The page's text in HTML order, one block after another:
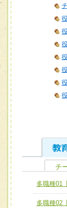
ユニ
全人
ける
チー
チ
多職種01
多職種02